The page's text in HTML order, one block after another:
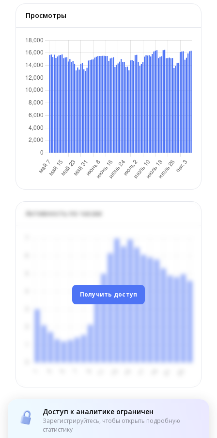
Просмотры
Активность по часам
Получить доступ
Доступ к аналитике ограничен
Зарегистрируйтесь, чтобы открыть подробную
статистику